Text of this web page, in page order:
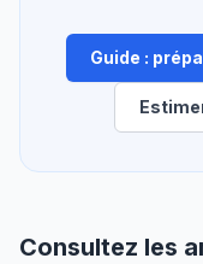
Guide :
Consultez les